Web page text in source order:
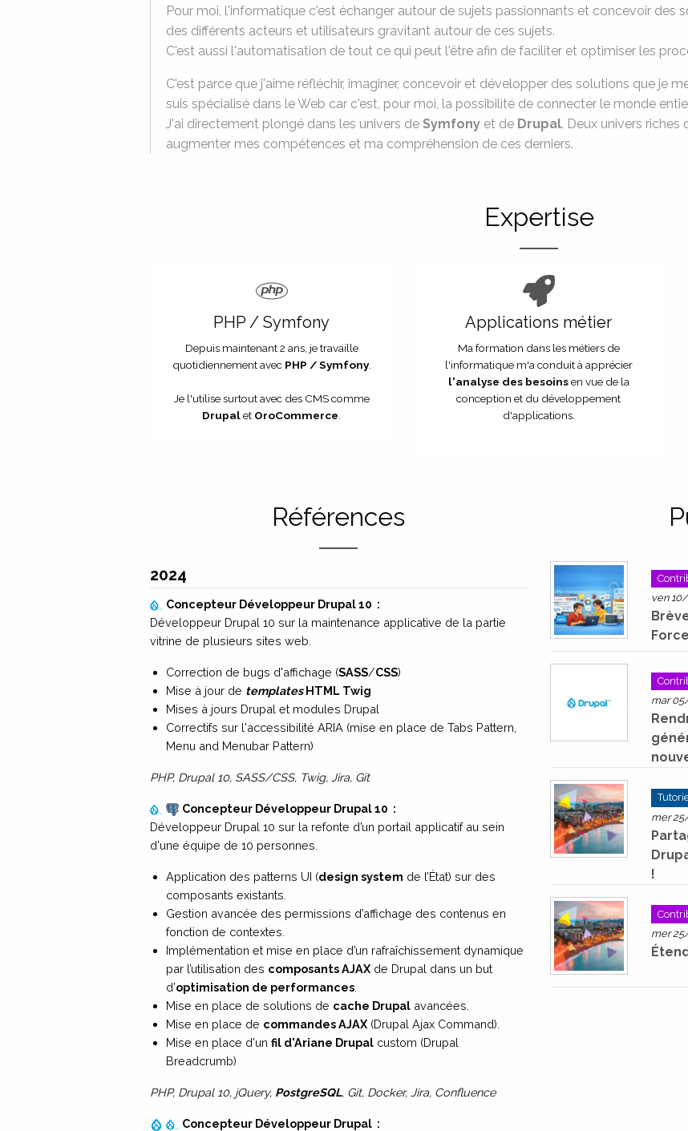
Pour moi, l'informatique c'est échanger autour de sujets passionnants et concevoir des
des différents acteurs et utilisateurs gravitant autour de ces sujets.
C'est aussi l'automatisation de tout ce qui peut l'être afin de faciliter et optimiser les
C'est parce que j'aime réfléchir, imaginer, concevoir et développer des solutions que je
suis spécialisé dans le Web car c'est, pour moi, la possibilité de connecter le monde
J'ai directement plongé dans les univers de Symfony et de Drupal. Deux univers
augmenter mes compétences et ma compréhension de ces derniers.
Expertise
PHP / Symfony
Depuis maintenant 2 ans, je travaille
quotidiennement avec PHP / Symfony.
Je l'utilise surtout avec des CMS comme
Drupalet OroCommerce
Applications métier
Ma formation dans les métiers de
l'informatique m'a conduit à apprécier
l'analyse des besoinsen vue de la
conception et du développement
d'applications.
Références
2024
Concepteur Développeur Drupal 10 :
Développeur Drupal 10 sur la maintenance applicative de la partie
vitrine de plusieurs sites web.
Correction de bugs d'affichage (SASS/CSS)
Mise à jour de templatesHTML Twig
Mises à jours Drupal et modules Drupal
Correctifs sur l'accessibilité ARIA (mise en place de Tabs Pattern,
Menu and Menubar Pattern)
PHP, Drupal 10, SASS/CSS, Twig, Jira, Git
Concepteur Développeur Drupal 10 :
Développeur Drupal 10 sur la refonte d’un portail applicatif au sein
d'une équipe de 10 personnes.
Application des patterns UI (design system de l’État) sur des
composants existants.
Gestion avancée des permissions d’affichage des contenus en
fonction de contextes.
Implémentation et mise en place d’un rafraîchissement dynamique
par l’utilisation des composants AJAX de Drupal dans un but
d’optimisation de performances
Mise en place de solutions de cache Drupal avancées.
Mise en place de commandes AJAX (Drupal Ajax Command).
Mise en place d'un fil d'Ariane Drupal custom (Drupal
Breadcrumb)
PHP, Drupal 10, jQuery, PostgreSQL, Git, Docker, Jira, Confluence
Concepteur Développeur Drupal :
ven
mar
mer
!
mer